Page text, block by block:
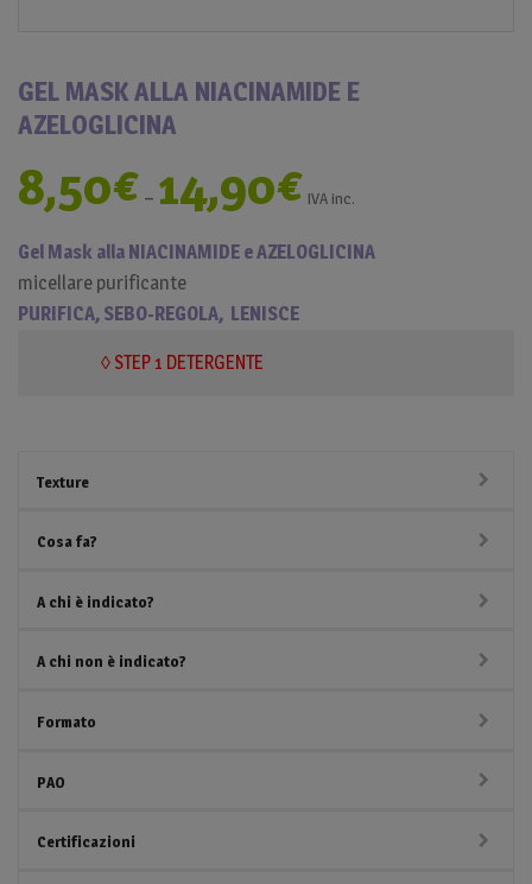
GEL MASK ALLA NIACINAMIDE E
AZELOGLICINA
8,50€ – 14,90€ IVA inc.
Gel Mask alla NIACINAMIDE e AZELOGLICINA
micellare purificante
PURIFICA, SEBO-REGOLA, LENISCE
◊ STEP 1 DETERGENTE
Texture
Cosa fa?
A chi è indicato?
A chi non è indicato?
Formato
PAO
Certificazioni